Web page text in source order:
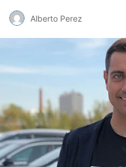
Alberto Perez